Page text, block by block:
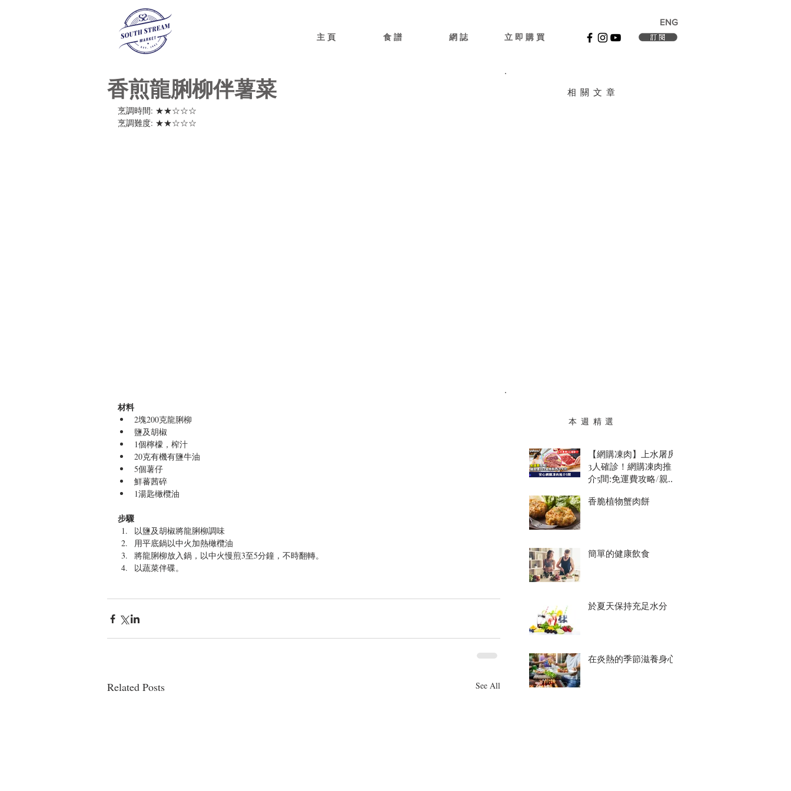
ENG
主 頁 食 譜 網 誌 立 即 購 買
香煎龍脷柳伴薯菜
烹調時間: ★★☆☆☆
烹調難度: ★★☆☆☆
材料
2塊200克龍脷柳
鹽及胡椒
1個檸檬，榨汁
20克有機有鹽牛油
5個薯仔
鮮蕃茜碎
1湯匙橄欖油
步驟
以鹽及胡椒將龍脷柳調味
用平底鍋以中火加熱橄欖油
將龍脷柳放入鍋，以中火慢煎3至5分鐘，不時翻轉。
以蔬菜伴碟。
Related Posts See All
相 關 文 章
本 週 精 選
【網購凍肉】上水屠房
3人確診！網購凍肉推
介5間:免運費攻略/親民
香脆植物蟹肉餅
簡單的健康飲食
於夏天保持充足水分
在炎熱的季節滋養身心